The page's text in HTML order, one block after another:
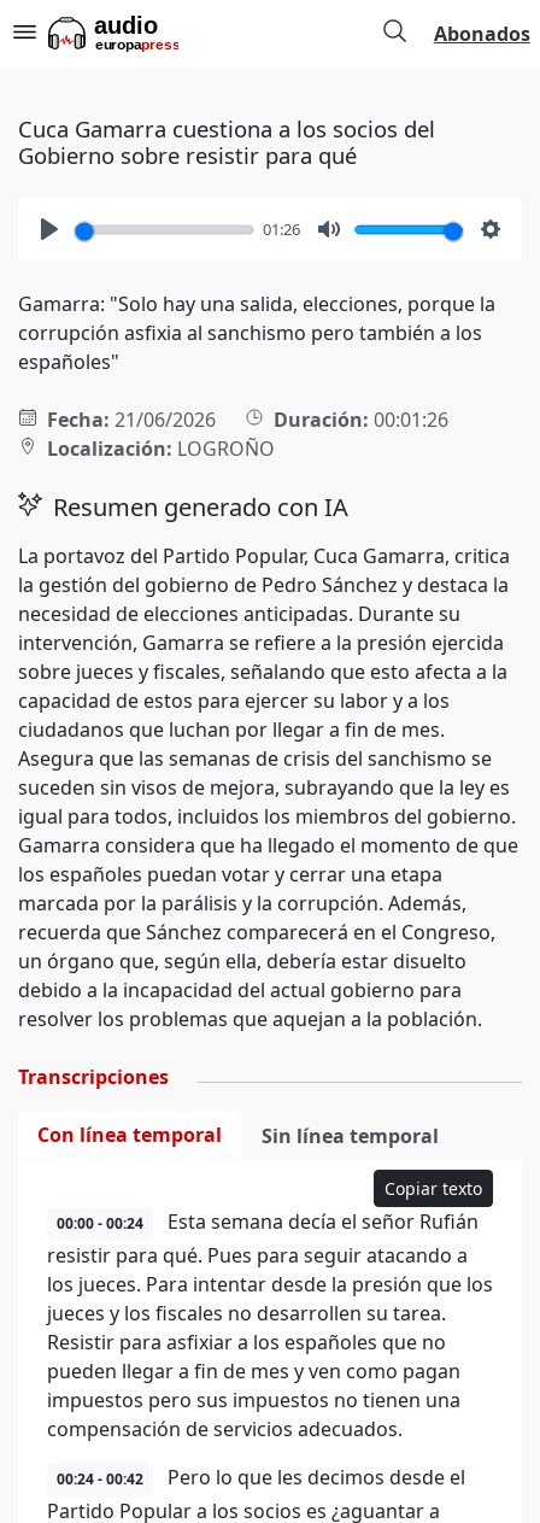
Abonados
Cuca Gamarra cuestiona a los socios del
Gobierno sobre resistir para qué
01:26
Gamarra: "Solo hay una salida, elecciones, porque la
corrupción asfixia al sanchismo pero también a los
españoles"
Fecha: 21/06/2026 Duración: 00:01:26
Localización: LOGROÑO
Resumen generado con IA
La portavoz del Partido Popular, Cuca Gamarra, critica
la gestión del gobierno de Pedro Sánchez y destaca la
necesidad de elecciones anticipadas. Durante su
intervención, Gamarra se refiere a la presión ejercida
sobre jueces y fiscales, señalando que esto afecta a la
capacidad de estos para ejercer su labor y a los
ciudadanos que luchan por llegar a fin de mes.
Asegura que las semanas de crisis del sanchismo se
suceden sin visos de mejora, subrayando que la ley es
igual para todos, incluidos los miembros del gobierno.
Gamarra considera que ha llegado el momento de que
los españoles puedan votar y cerrar una etapa
marcada por la parálisis y la corrupción. Además,
recuerda que Sánchez comparecerá en el Congreso,
un órgano que, según ella, debería estar disuelto
debido a la incapacidad del actual gobierno para
resolver los problemas que aquejan a la población.
Transcripciones
Con línea temporal Sin línea temporal
Copiar texto
00:00 - 00:24
Esta semana decía el señor Rufián
resistir para qué. Pues para seguir atacando a
los jueces. Para intentar desde la presión que los
jueces y los fiscales no desarrollen su tarea.
Resistir para asfixiar a los españoles que no
pueden llegar a fin de mes y ven como pagan
impuestos pero sus impuestos no tienen una
compensación de servicios adecuados.
00:24 - 00:42
Pero lo que les decimos desde el
Partido Popular a los socios es ¿aguantar a